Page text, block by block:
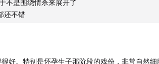
不是围绕情杀来展开了
还不错
好。特别是怀孕生子那阶段的戏份，非常自然